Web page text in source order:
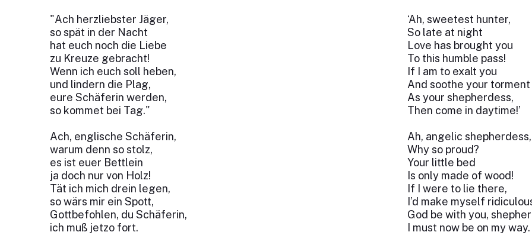
"Ach herzliebster Jäger,
so spät in der Nacht
hat euch noch die Liebe
zu Kreuze gebracht!
Wenn ich euch soll heben,
und lindern die Plag,
eure Schäferin werden,
so kommet bei Tag."
Ach, englische Schäferin,
warum denn so stolz,
es ist euer Bettlein
ja doch nur von Holz!
Tät ich mich drein legen,
so wärs mir ein Spott,
Gottbefohlen, du Schäferin,
ich muß jetzo fort.
‘Ah, sweetest hunter,
So late at night
Love has brought you
To this humble pass!
If I am to exalt you
And soothe your torment
As your shepherdess,
Then come in daytime!’
Ah, angelic shepherdess,
Why so proud?
Your little bed
Is only made of wood!
If I were to lie there,
I’d make myself
God be with you,
I must now be on my way.